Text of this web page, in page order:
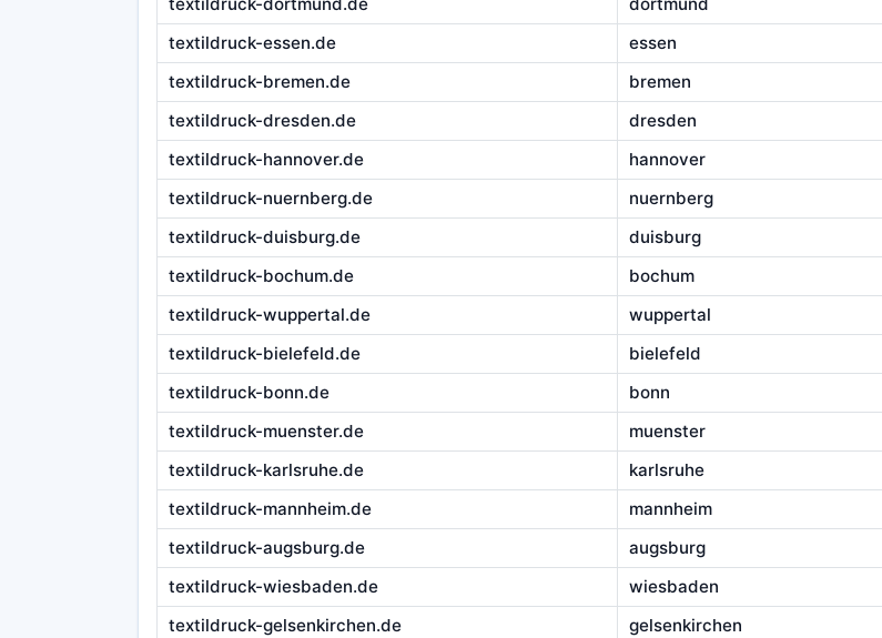
textildruck-dortmund.de dortmund
textildruck-essen.de
essen
textildruck-bremen.de
bremen
textildruck-dresden.de
dresden
textildruck-hannover.de
hannover
textildruck-nuernberg.de
nuernberg
textildruck-duisburg.de
duisburg
textildruck-bochum.de
bochum
textildruck-wuppertal.de
wuppertal
textildruck-bielefeld.de
bielefeld
textildruck-bonn.de
bonn
textildruck-muenster.de
muenster
textildruck-karlsruhe.de
karlsruhe
textildruck-mannheim.de
mannheim
textildruck-augsburg.de
augsburg
textildruck-wiesbaden.de
wiesbaden
textildruck-gelsenkirchen.de
gelsenkirchen